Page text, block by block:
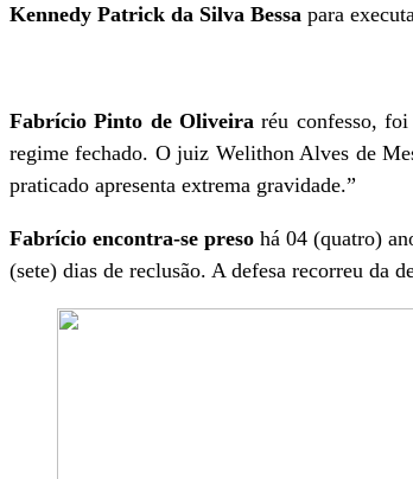
Kennedy Patrick da Silva Bessa para
Fabrício Pinto de Oliveira réu confesso,
regime fechado. O juiz Welithon Alves de
praticado apresenta extrema gravidade.”
Fabrício encontra-se presohá 04 (quatro)
(sete) dias de reclusão. A defesa recorreu da